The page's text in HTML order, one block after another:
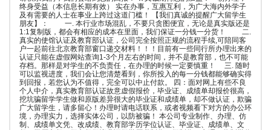
终身受益（本信息长期有效） 实在办事，互惠互利，为广大海内外学子
及有需要的人士在事业上跨过这道门槛！ 【我们真诚的提醒广大留学生
朋友】： 一. 本行业市场混乱，不要只贪图便宜，无论是真实版还是
1:1复制版，都会有相应的成本在里面，我们保证一分钱一分货！ 二.
真实的使馆认证及教育部认证，公司完全按照正规的流程手续,可陪同客
户一起前往北京教育部窗口递交材料！！！目前有一些同行所办理出来的
认证只能在虚假网站查询1-3个月左右的时间，并不是教育部，也不可能
存档。那样是对学生的不负责任，在办理的时候一定要慎重！ 三. 随时
可以监视进度，我们会让您清楚看到，你所投入的每一分钱都能够确实得
到回报，若您认为不值得，完全可以中止付款。 四：面对网上有些不良
个人中介，真实教育部认证故意虚假报价，毕业证、成绩单却报价很高，
挖坑骗留学学生做和原版差异很大的毕业证和成绩单，却不做认证，欺骗
广大留学生，请多留心！办理时请电话联系，或者视频看下对方的办公环
境，办理实力，选择实体公司，以防被骗！ 本公司专业制作、办理、仿
制、成绩单文凭、改成绩、教育部学历学位认证、毕业证、成绩单、文